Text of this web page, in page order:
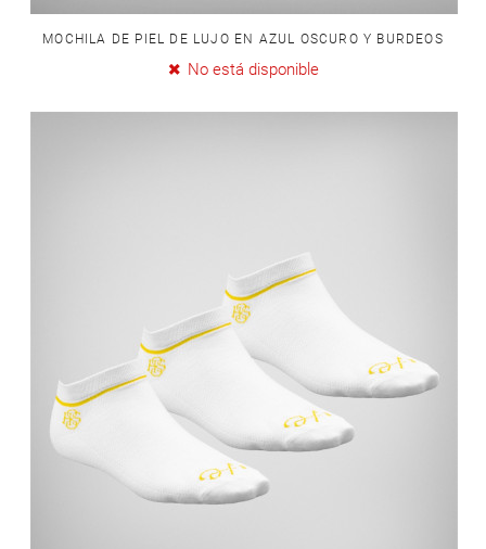
MOCHILA DE PIEL DE LUJO EN AZUL OSCURO Y BURDEOS
No está disponible